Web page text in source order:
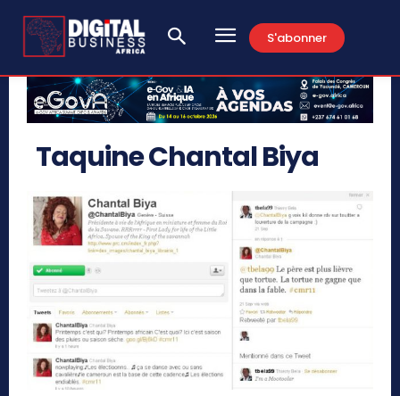
S'abonner
Taquine Chantal Biya